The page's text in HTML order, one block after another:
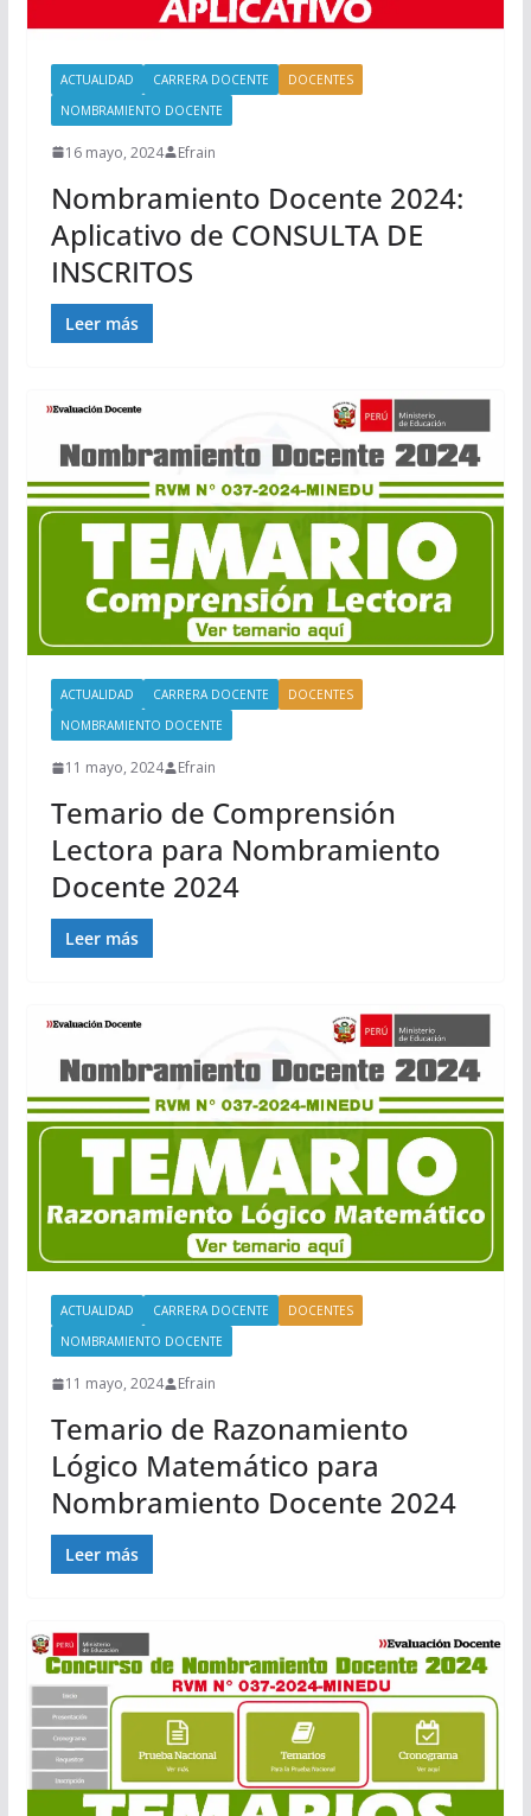
ACTUALIDAD CARRERA DOCENTE
DOCENTES
NOMBRAMIENTO DOCENTE
16 mayo, 2024 Efrain
Nombramiento Docente 2024:
Aplicativo de CONSULTA DE
INSCRITOS
Leer más
ACTUALIDAD CARRERA DOCENTE
DOCENTES
NOMBRAMIENTO DOCENTE
11 mayo, 2024 Efrain
Temario de Comprensión
Lectora para Nombramiento
Docente 2024
Leer más
ACTUALIDAD CARRERA DOCENTE
DOCENTES
NOMBRAMIENTO DOCENTE
11 mayo, 2024 Efrain
Temario de Razonamiento
Lógico Matemático para
Nombramiento Docente 2024
Leer más